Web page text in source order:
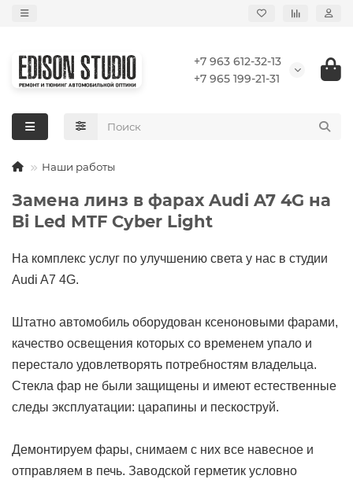
+7 963 612-32-13
+7 965 199-21-31
Наши работы
Замена линз в фарах Audi A7 4G на
Bi Led MTF Cyber Light
На комплекс услуг по улучшению света у нас в студии
Audi A7 4G.
Штатно автомобиль оборудован ксеноновыми фарами,
качество освещения которых со временем упало и
перестало удовлетворять потребностям владельца.
Cтекла фар не были защищены и имеют естественные
следы эксплуатации: царапины и пескоструй.
Демонтируем фары, снимаем с них все навесное и
отправляем в печь. Заводской герметик условно